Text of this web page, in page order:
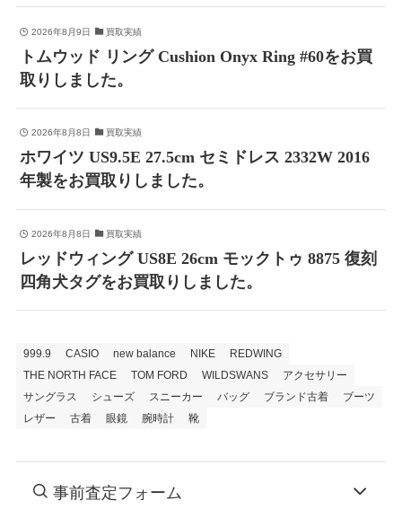
2026年8月9日 買取実績
トムウッド リング Cushion Onyx Ring #60をお買
取りしました。
2026年8月8日 買取実績
ホワイツ US9.5E 27.5cm セミドレス 2332W 2016
年製をお買取りしました。
2026年8月8日 買取実績
レッドウィング US8E 26cm モックトゥ 8875 復刻
四角犬タグをお買取りしました。
999.9 CASIO new balance NIKE
REDWING
THE NORTH FACE
TOM FORD WILDSWANS
アクセサリー
サングラス
シューズ スニーカー バッグ ブランド古着
ブーツ
レザー
古着 眼鏡 腕時計 靴
事前査定フォーム